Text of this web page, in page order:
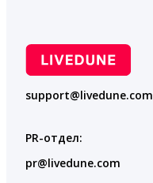
support@livedune.com
PR-отдел:
pr@livedune.com